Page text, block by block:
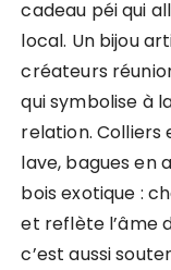
cadeau péi qui
local. Un bijou
créateurs
qui symbolise à
relation.
lave, bagues en
bois exotique :
et reflète l’âme
c’est aussi